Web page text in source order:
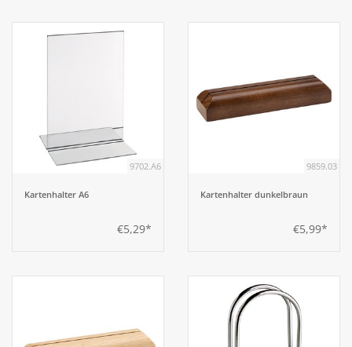
9702.A6
Kartenhalter A6
€5,29*
9859.03
Kartenhalter dunkelbraun
€5,99*